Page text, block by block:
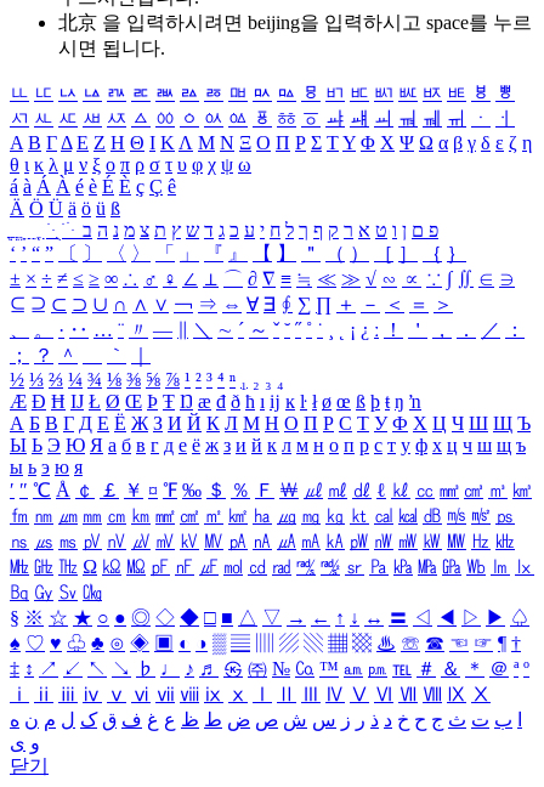
北京 을 입력하시려면 beijing을 입력하시고 space를 누르
시면 됩니다.
ㅥ ㅦ ㅧ ㅨ ㅩ ㅪ ㅫ ㅬ ㅭ ㅮ ㅯ ㅰ ㅱ ㅲ ㅳ ㅴ ㅵ ㅶ ㅷ ㅸ
ㅹ
ㅺ ㅻ ㅼ ㅽ ㅾ ㅿ ㆀ ㆁ ㆂ ㆃ ㆄ ㆅ ㆆ ㆇ ㆈ ㆉ ㆊ ㆋ ㆌ ㆍ
ㆎ
Α Β ΓΔ Ε Ζ Η Θ Ι ΚΛ Μ Ν Ξ Ο Π Ρ Σ ΤΥ Φ Χ Ψ Ω α β γ δ ε ζ η
θ ι κ λ μ ν ξ ο π ρ σ τ υ φ χ ψ ω
á à Á À é è É È ç Ç ê
Ä Ö Ü ä ö ü ß
ִֶֹ ֻּ ׁׂ פ ם ן ו ט א ר ק ף ך ל ח י ע כ ג ד ש ץ ת צ מ נ ה ב
‘ ’ “ ” 〔 〕 〈 〉 「 」 『 』 【 】 ＂ （ ） ［ ］ ｛ ｝
± × ÷ ≠ ≤ ≥ ∞ ∴ ♂ ♀ ∠ ⊥ ⌒ ∂ ∇ ≡ ≒ ≪ ≫ √ ∽ ∝ ∵ ∫ ∬ ∈ ∋
⊆ ⊇ ⊂ ⊃ ∪ ∩ ∧ ∨ ￢ ⇒ ⇔ ∀ ∃ ∮ ∑ ∏ ＋ － ＜ ＝
＞
、
。 · ‥ … ¨ 〃 ― ＼ ∼ ´ ～ ˇ ˘ ˝ ˚ ˙ ¸ ¡ ¿ ː ！ ＇ ， ． ／
：
；
？ ＾ ｀
½ ⅓ ⅔ ¼ ¾ ⅛ ⅜ ⅝ ⅞ ¹ ² ³ ⁴ ⁿ ₁ ₂ ₃ ₄
Æ Ð Ħ Ĳ Ł Ø Œ Þ Ŧ Ŋ æ đ ð ħ ı ĳ ĸ ŀ ł ø œ ß þ ŧ ŋ ŉ
А Б В Г Д Е Ё Ж З И Й К Л М Н О П Р С Т У Ф Х Ц Ч Ш Щ Ъ
Ы Ь Э Ю Я а б в г д е ё ж з и й к л м н о п р с т у ф х ц ч ш щ ъ
ы ь э ю я
′ ″ ℃ Å ￠ ￡ ￥ ¤ ℉ ‰ ＄ ％ Ｆ ￦ ㎕ ㎖ ㎗ ℓ ㎘ ㏄ ㎣ ㎤ ㎥ ㎦
㎙ ㎚ ㎛ ㎜ ㎝ ㎞ ㎟ ㎠ ㎡ ㎢ ㏊ ㎍ ㎎ ㎏ ㏏ ㎈ ㎉ ㏈ ㎧ ㎨ ㎰
㎱ ㎲ ㎳ ㎴ ㎵ ㎶ ㎷ ㎸ ㎹ ㎀ ㎁ ㎂ ㎃ ㎄ ㎺ ㎻ ㎽ ㎾ ㎿ ㎐ ㎑
㎒ ㎓ ㎔ Ω ㏀ ㏁ ㎊ ㎋ ㎌ ㏖ ㏅ ㎭ ㎮ ㎯ ㏛ ㎩ ㎪ ㎫ ㎬ ㏝ ㏐
㏓
㏃ ㏉ ㏜ ㏆
§ ※ ☆ ★ ○ ● ◎ ◇ ◆ □ ■ △ ▽ → ← ↑ ↓ ↔ 〓 ◁ ◀ ▷ ▶ ♤
♠ ♡ ♥ ♧ ♣ ⊙ ◈ ▣ ◐ ◑ ▒ ▤ ▨ ▧ ▦ ▩ ♨ ☏ ☎ ☜ ☞ ¶ †
‡ ↕ ↗ ↙ ↖ ↘ ♭ ♩ ♪ ♬ ㉿ ㈜ № ㏇ ™ ㏂ ㏘ ℡ ＃ ＆ ＊ ＠ ª º
ⅰ
ⅱ ⅲ ⅳ ⅴ ⅵ ⅶ ⅷ ⅸ ⅹ Ⅳ Ⅴ Ⅵ Ⅶ Ⅷ Ⅸ Ⅹ
ب ت ث ج ح خ د ذ ر ز س ش ص ض ط ظ ع غ ف ق ک ل م ن ه
و ی
닫기